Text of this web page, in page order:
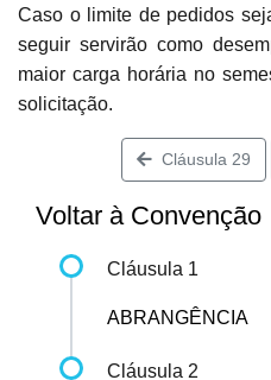
Caso o limite de pedidos
seguir servirão como
maior carga horária no
solicitação.
Cláusula 29
Voltar à Convenção
Cláusula 1
ABRANGÊNCIA
Cláusula 2